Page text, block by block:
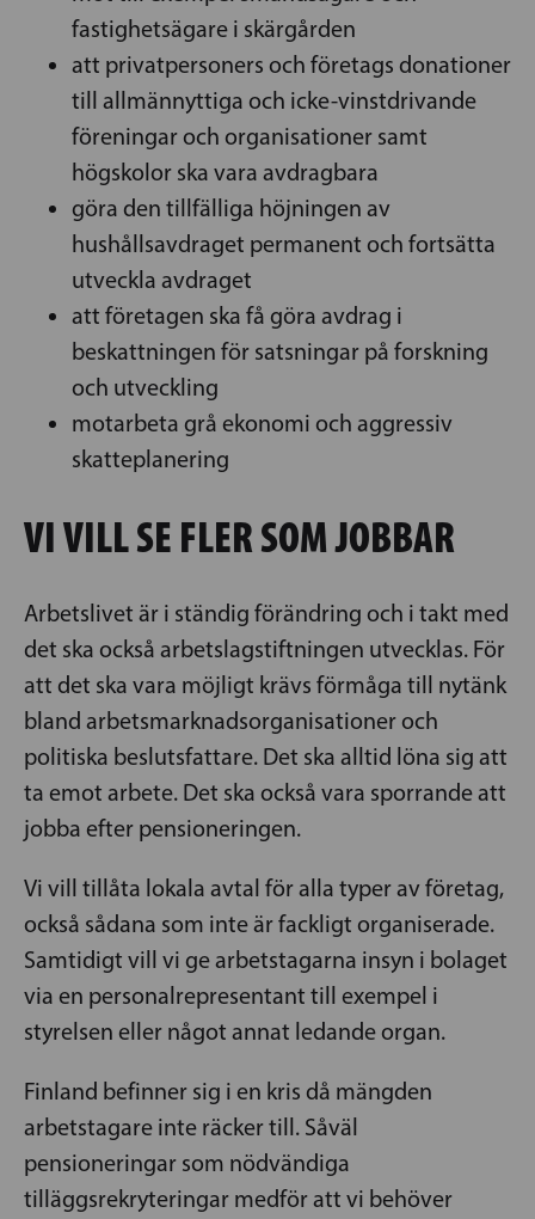
fastighetsägare i skärgården
att privatpersoners och företags donationer
till allmännyttiga och icke-vinstdrivande
föreningar och organisationer samt
högskolor ska vara avdragbara
göra den tillfälliga höjningen av
hushållsavdraget permanent och fortsätta
utveckla avdraget
att företagen ska få göra avdrag i
beskattningen för satsningar på forskning
och utveckling
motarbeta grå ekonomi och aggressiv
skatteplanering
VI VILL SE FLER SOM JOBBAR
Arbetslivet är i ständig förändring och i takt med
det ska också arbetslagstiftningen utvecklas. För
att det ska vara möjligt krävs förmåga till nytänk
bland arbetsmarknadsorganisationer och
politiska beslutsfattare. Det ska alltid löna sig att
ta emot arbete. Det ska också vara sporrande att
jobba efter pensioneringen.
Vi vill tillåta lokala avtal för alla typer av företag,
också sådana som inte är fackligt organiserade.
Samtidigt vill vi ge arbetstagarna insyn i bolaget
via en personalrepresentant till exempel i
styrelsen eller något annat ledande organ.
Finland befinner sig i en kris då mängden
arbetstagare inte räcker till. Såväl
pensioneringar som nödvändiga
tilläggsrekryteringar medför att vi behöver